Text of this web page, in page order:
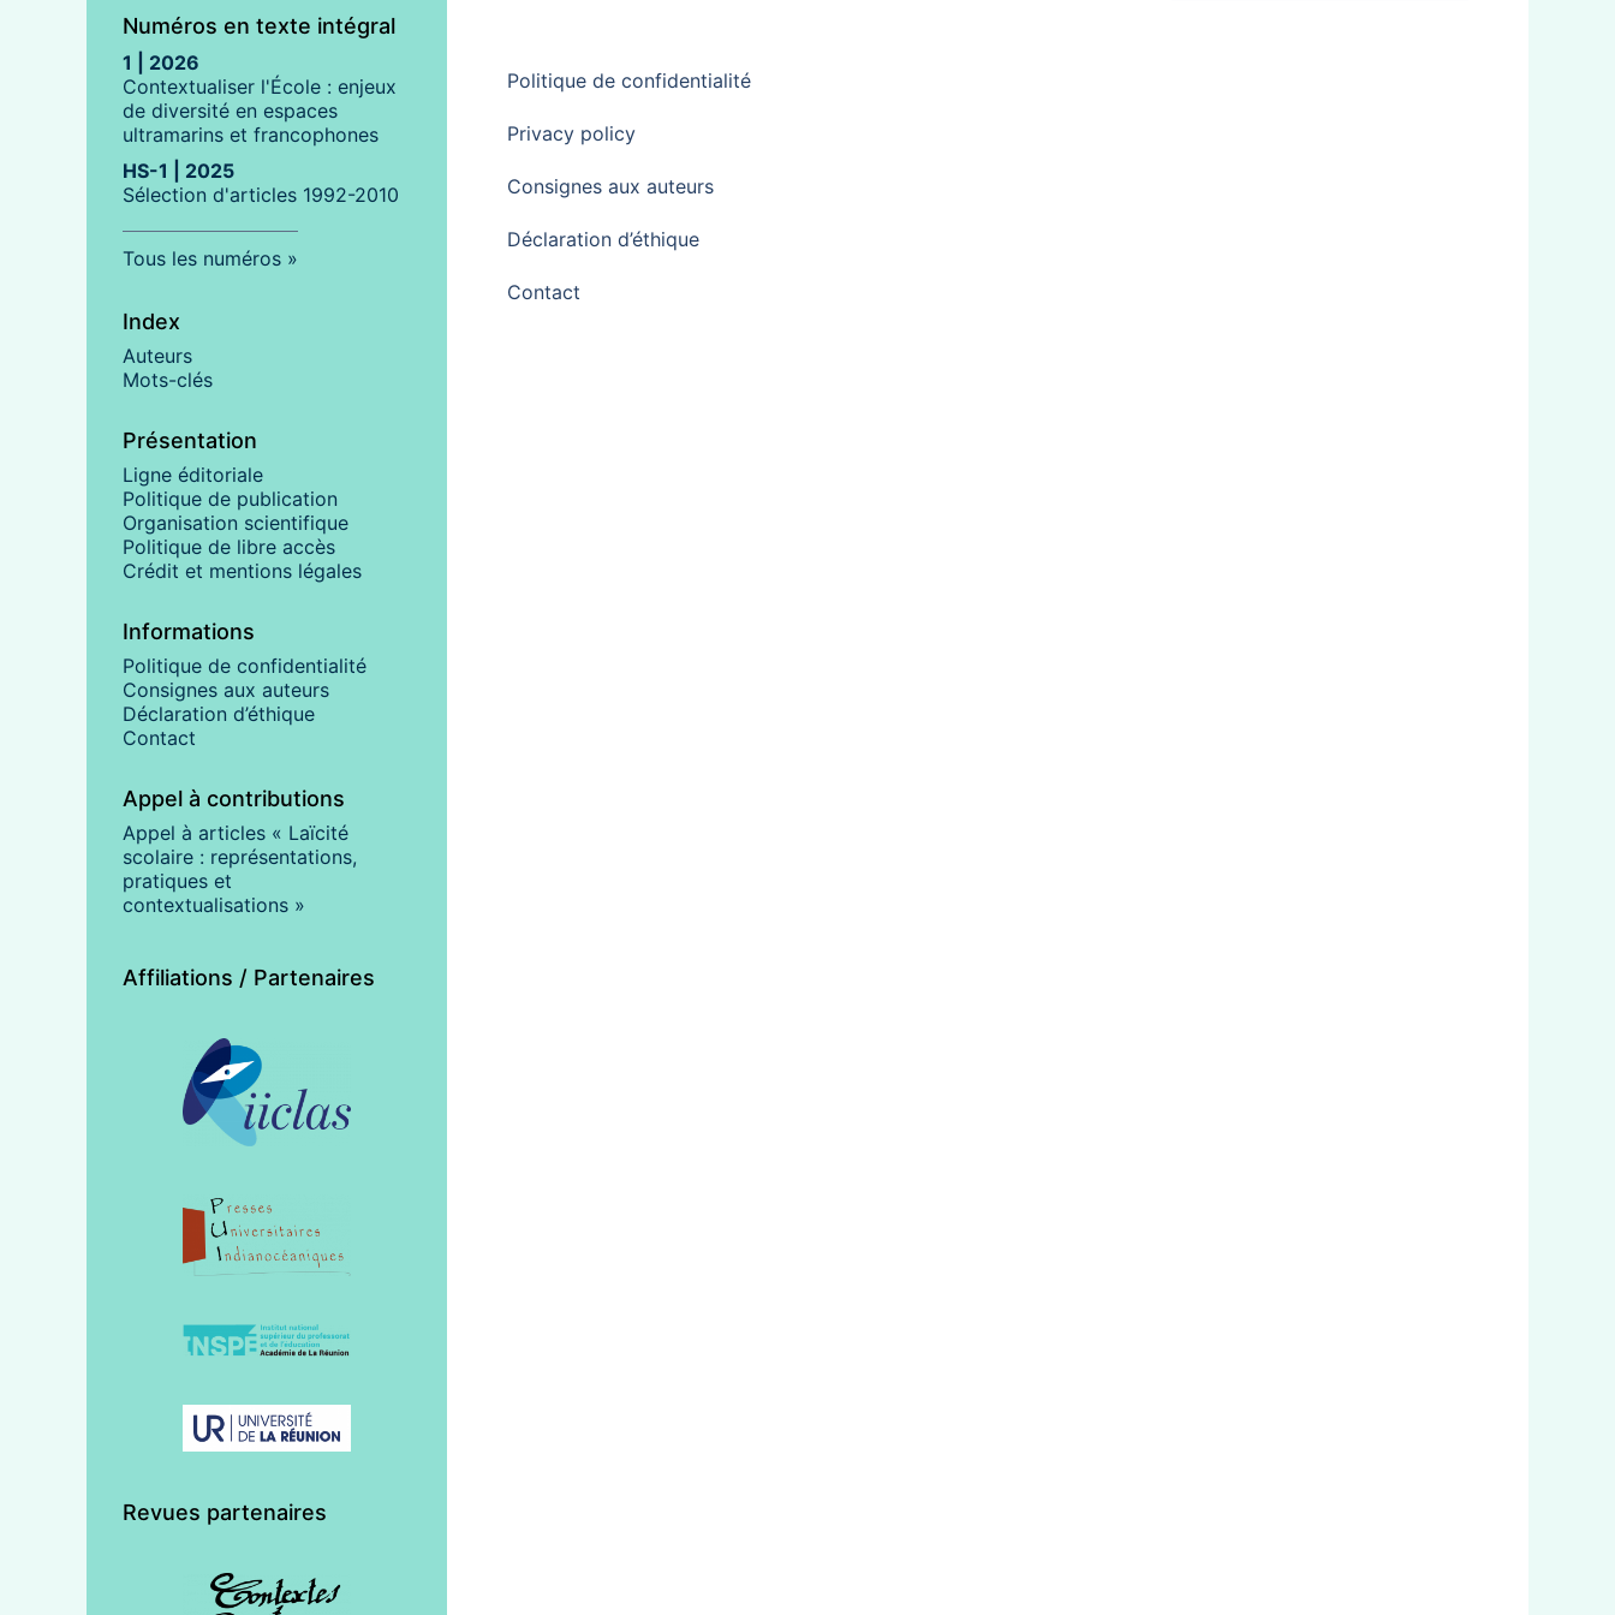
Numéros en texte intégral
1 | 2026
Contextualiser l'École : enjeux
de diversité en espaces
ultramarins et francophones
HS-1 | 2025
Sélection d'articles 1992-2010
Tous les numéros
Index
Auteurs
Mots-clés
Présentation
Ligne éditoriale
Politique de publication
Organisation scientifique
Politique de libre accès
Crédit et mentions légales
Informations
Politique de confidentialité
Consignes aux auteurs
Déclaration d’éthique
Contact
Appel à contributions
Appel à articles « Laïcité
scolaire : représentations,
pratiques et
contextualisations »
Affiliations / Partenaires
Revues partenaires
Politique de confidentialité
Privacy policy
Consignes aux auteurs
Déclaration d’éthique
Contact